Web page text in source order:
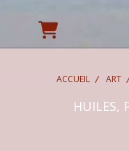
ACCUEIL ART
HUILES,